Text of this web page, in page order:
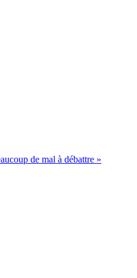
de mal à débattre »